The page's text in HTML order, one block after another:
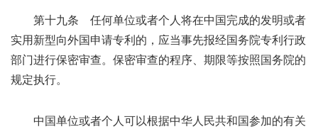
第十九条 任何单位或者个人将在中国完成的发明或者
实用新型向外国申请专利的，应当事先报经国务院专利行政
部门进行保密审查。保密审查的程序、期限等按照国务院的
规定执行。
中国单位或者个人可以根据中华人民共和国参加的有关